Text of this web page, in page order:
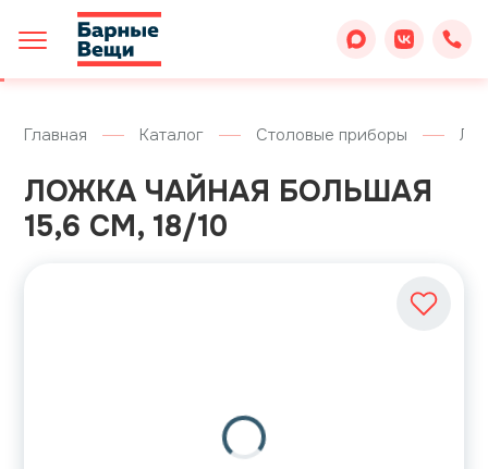
Главная Каталог Столовые приборы
ЛОЖКА ЧАЙНАЯ БОЛЬШАЯ
15,6 СМ, 18/10